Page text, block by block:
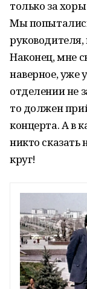
только за
Мы
руководителя,
Наконец, мне
наверное, уже
отделении не
то должен
концерта. А в
никто
круг!